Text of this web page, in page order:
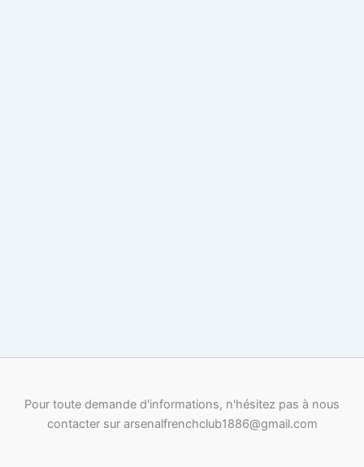
Pour toute demande d'informations, n'hésitez pas à nous
contacter sur arsenalfrenchclub1886@gmail.com